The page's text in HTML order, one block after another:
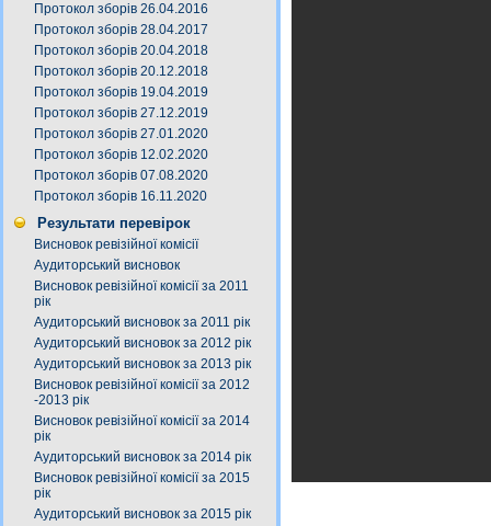
Протокол зборів 26.04.2016
Протокол зборів 28.04.2017
Протокол зборів 20.04.2018
Протокол зборів 20.12.2018
Протокол зборів 19.04.2019
Протокол зборів 27.12.2019
Протокол зборів 27.01.2020
Протокол зборів 12.02.2020
Протокол зборів 07.08.2020
Протокол зборів 16.11.2020
Результати перевірок
Висновок ревізійної комісії
Аудиторський висновок
Висновок ревізійної комісії за 2011
рік
Аудиторський висновок за 2011 рік
Аудиторський висновок за 2012 рік
Аудиторський висновок за 2013 рік
Висновок ревізійної комісії за 2012
-2013 рік
Висновок ревізійної комісії за 2014
рік
Аудиторський висновок за 2014 рік
Висновок ревізійної комісії за 2015
рік
Аудиторський висновок за 2015 рік